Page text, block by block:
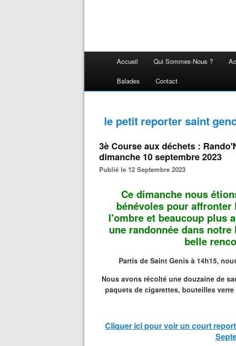
Accueil Qui Sommes-Nous ?
Balades Contact
le petit reporter saint
3è Course aux déchets :
dimanche 10 septembre 2023
Publié le 12 Septembre 2023
Ce dimanche nous
bénévoles pour affronter
l'ombre et beaucoup plus
une randonnée dans
belle
Partis de Saint Genis à 14h15,
Nous avons récolté une douzaine de
paquets de cigarettes, bouteilles
Cliquer ici pour voir un court